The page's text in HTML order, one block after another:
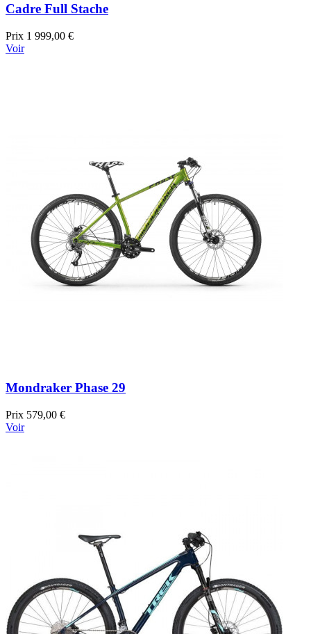
Cadre Full Stache
Prix 1 999,00 €
Voir
Mondraker Phase 29
Prix 579,00 €
Voir